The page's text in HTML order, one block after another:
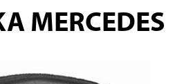
MERCEDES